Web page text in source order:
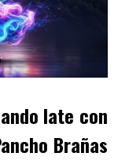
late con
Brañas